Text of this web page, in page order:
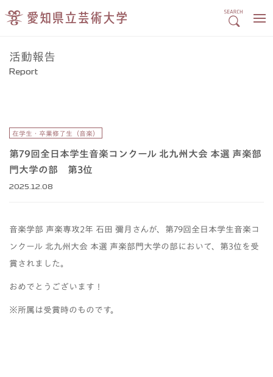
活動報告
Report
在学生・卒業修了生（音楽）
第79回全日本学生音楽コンクール 北九州大会 本選 声楽部
門大学の部 第3位
2025.12.08
音楽学部 声楽専攻2年 石田 彌月さんが、第79回全日本学生音楽コ
ンクール 北九州大会 本選 声楽部門大学の部において、第3位を受
賞されました。
おめでとうございます！
※所属は受賞時のものです。